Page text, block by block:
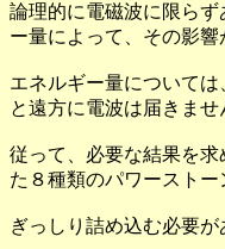
論理的に電磁波に限ら
ー量によって、その影響
エネルギー量について
と遠方に電波は届きませ
従って、必要な結果を
た８種類のパワーストー
ぎっしり詰め込む必要が